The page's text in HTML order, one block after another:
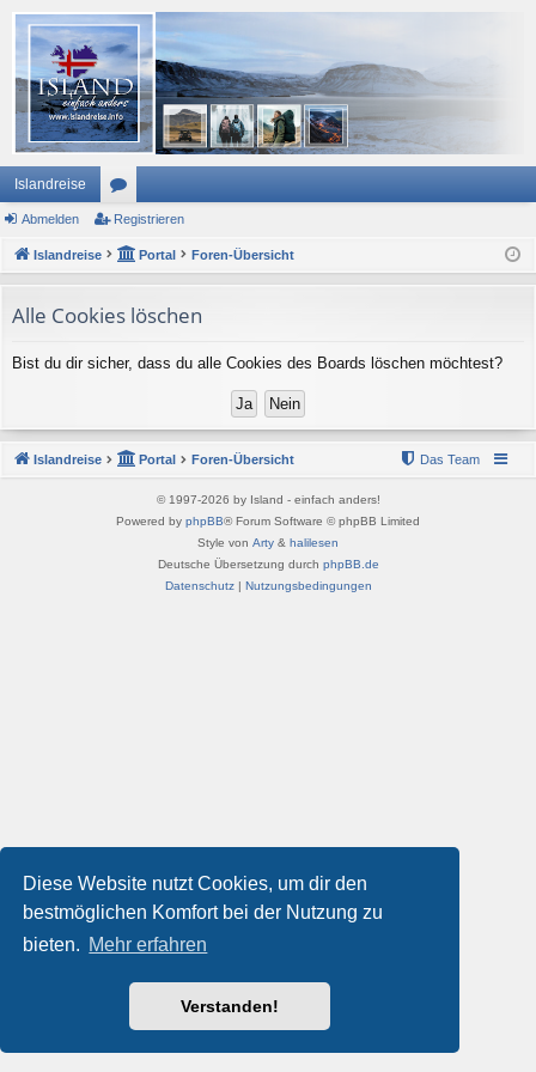
Diese Website nutzt Cookies, um dir den
bestmöglichen Komfort bei der Nutzung zu
bieten. Mehr erfahren
Verstanden!
Islandreise
or
en
Abmelden Registrieren
Islandreise Portal Foren-Übersicht
Alle Cookies löschen
Bist du dir sicher, dass du alle Cookies des Boards löschen möchtest?
Islandreise Portal Foren-Übersicht Das Team
© 1997-2026 by Island - einfach anders!
Powered by phpBB® Forum Software © phpBB Limited
Style von Arty & halilesen
Deutsche Übersetzung durch phpBB.de
Datenschutz| Nutzungsbedingungen